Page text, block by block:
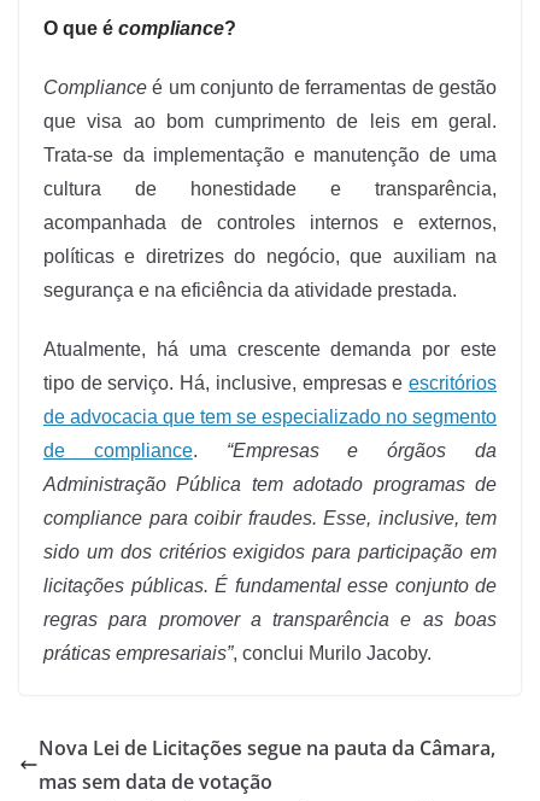
O que é compliance?
Compliance é um conjunto de ferramentas de gestão
que visa ao bom cumprimento de leis em geral.
Trata-se da implementação e manutenção de uma
cultura de honestidade e transparência,
acompanhada de controles internos e externos,
políticas e diretrizes do negócio, que auxiliam na
segurança e na eficiência da atividade prestada.
Atualmente, há uma crescente demanda por este
tipo de serviço. Há, inclusive, empresas e escritórios
de advocacia que tem se especializado no segmento
de compliance. “Empresas e órgãos da
Administração Pública tem adotado programas de
compliance para coibir fraudes. Esse, inclusive, tem
sido um dos critérios exigidos para participação em
licitações públicas. É fundamental esse conjunto de
regras para promover a transparência e as boas
práticas empresariais”, conclui Murilo Jacoby.
Nova Lei de Licitações segue na pauta da Câmara,
mas sem data de votação